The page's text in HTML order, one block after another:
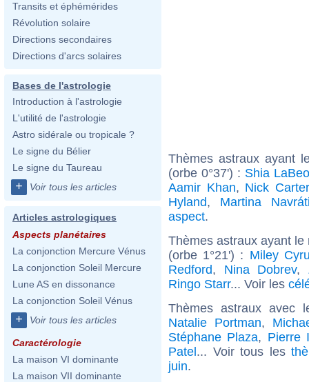
Transits et éphémérides
Révolution solaire
Directions secondaires
Directions d'arcs solaires
Bases de l'astrologie
Introduction à l'astrologie
L'utilité de l'astrologie
Astro sidérale ou tropicale ?
Le signe du Bélier
Le signe du Taureau
+ Voir tous les articles
Articles astrologiques
Aspects planétaires
La conjonction Mercure Vénus
La conjonction Soleil Mercure
Lune AS en dissonance
La conjonction Soleil Vénus
+ Voir tous les articles
Caractérologie
La maison VI dominante
La maison VII dominante
Thèmes astraux ayant
(orbe 0°37') : Shia
Aamir Khan, Nick Carter
Hyland, Martina
aspect.
Thèmes astraux ayant
(orbe 1°21') : Miley
Redford, Nina Dobrev,
Ringo Starr... Voir les
Thèmes astraux avec
Natalie Portman,
Stéphane Plaza, Pierre
Patel... Voir tous les
juin.